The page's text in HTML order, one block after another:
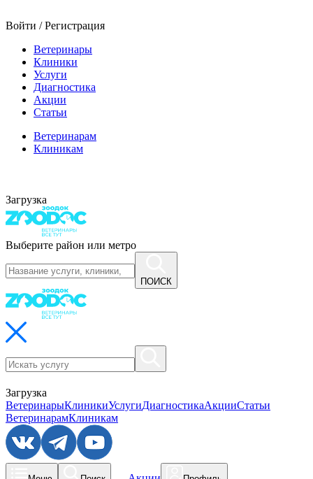
Войти / Регистрация
Ветеринары
Клиники
Услуги
Диагностика
Акции
Статьи
Ветеринарам
Клиникам
Загрузка
Выберите район или метро
ПОИСК
Загрузка
ВетеринарыКлиникиУслугиДиагностикаАкцииСтатьи
ВетеринарамКлиникам